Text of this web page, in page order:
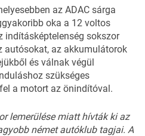
az ADAC sárga
oka a 12 voltos
indításképtelenség sokszor
autósokat, az akkumulátorok
és válnak végül
szükséges
a motort az önindítóval.
lemerülése miatt hívták ki az
német autóklub tagjai. A